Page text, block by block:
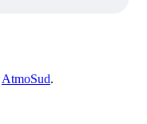
AtmoSud.